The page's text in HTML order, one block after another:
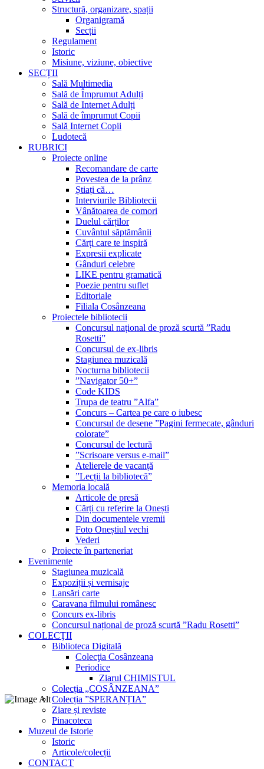
Structură, organizare, spații
Organigramă
Secții
Regulament
Istoric
Misiune, viziune, obiective
SECȚII
Sală Multimedia
Sală de Împrumut Adulți
Sală de Internet Adulți
Sală de împrumut Copii
Sală Internet Copii
Ludotecă
RUBRICI
Proiecte online
Recomandare de carte
Povestea de la prânz
Știați că…
Interviurile Bibliotecii
Vânătoarea de comori
Duelul cărților
Cuvântul săptămânii
Cărți care te inspiră
Expresii explicate
Gânduri celebre
LIKE pentru gramatică
Poezie pentru suflet
Editoriale
Filiala Cosânzeana
Proiectele bibliotecii
Concursul național de proză scurtă ”Radu
Rosetti”
Concursul de ex-libris
Stagiunea muzicală
Nocturna bibliotecii
”Navigator 50+”
Code KIDS
Trupa de teatru ”Alfa”
Concurs – Cartea pe care o iubesc
Concursul de desene ”Pagini fermecate, gânduri
colorate”
Concursul de lectură
”Scrisoare versus e-mail”
Atelierele de vacanță
”Lecții la bibliotecă”
Memoria locală
Articole de presă
Cărți cu referire la Onești
Din documentele vremii
Foto Oneștiul vechi
Vederi
Proiecte în parteneriat
Evenimente
Stagiunea muzicală
Expoziții și vernisaje
Lansări carte
Caravana filmului românesc
Concurs ex-libris
Concursul național de proză scurtă ”Radu Rosetti”
COLECŢII
Biblioteca Digitală
Colecţia Cosânzeana
Periodice
Ziarul CHIMISTUL
Colecția „COSÂNZEANA”
Colecția ”SPERANȚIA”
Ziare și reviste
Pinacoteca
Muzeul de Istorie
Istoric
Articole/colecții
CONTACT